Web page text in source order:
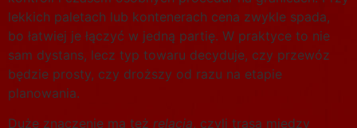
lekkich paletach lub kontenerach cena zwykle spada,
bo łatwiej je łączyć w jedną partię. W praktyce to nie
sam dystans, lecz typ towaru decyduje, czy przewóz
będzie prosty, czy droższy od razu na etapie
planowania.
Duże znaczenie ma też relacja, czyli trasa między